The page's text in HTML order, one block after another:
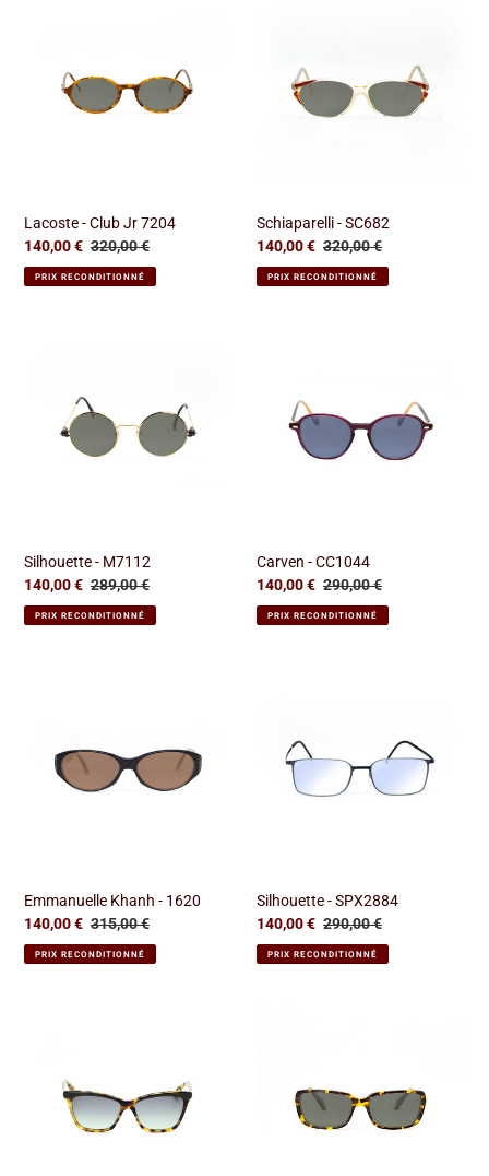
Lacoste - Club Jr 7204
Prix
réduit
140,00 € Prix
normal
320,00 €
PRIX RECONDITIONNÉ
Schiaparelli - SC682
Prix
réduit
140,00 € Prix
normal
320,00 €
PRIX RECONDITIONNÉ
Silhouette - M7112
Prix
réduit
140,00 € Prix
normal
289,00 €
PRIX RECONDITIONNÉ
Carven - CC1044
Prix
réduit
140,00 € Prix
normal
290,00 €
PRIX RECONDITIONNÉ
Emmanuelle Khanh - 1620
Prix
réduit
140,00 € Prix
normal
315,00 €
PRIX RECONDITIONNÉ
Silhouette - SPX2884
Prix
réduit
140,00 € Prix
normal
290,00 €
PRIX RECONDITIONNÉ
MJ414
MJ495